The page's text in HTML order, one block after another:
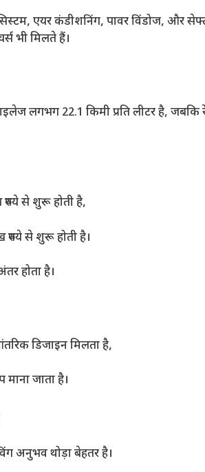
एयर कंडीशनिंग, पावर विंडोज, और
भी मिलते हैं।
माइलेज लगभग 22.1 किमी प्रति लीटर है,
से शुरू होती है,
से शुरू होती है।
होता है।
डिजाइन मिलता है,
जाता है।
अनुभव थोड़ा बेहतर है।